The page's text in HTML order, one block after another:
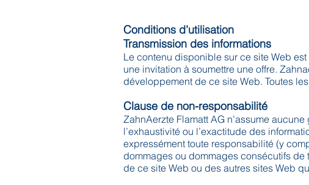
Conditions d’utilisation
Transmission des informations
Le contenu disponible sur ce site Web
une invitation à soumettre une offre.
développement de ce site Web. Toutes
Clause de non-responsabilité
ZahnAerzte Flamatt AG n’assume
l’exhaustivité ou l’exactitude des
expressément toute responsabilité (y
dommages ou dommages consécutifs de
de ce site Web ou des autres sites Web